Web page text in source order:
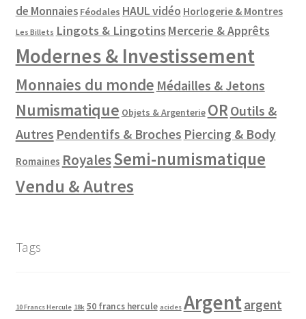
de Monnaies Féodales HAUL vidéo Horlogerie & Montres
Les Billets Lingots & Lingotins Mercerie & Apprêts
Modernes & Investissement
Monnaies du monde Médailles & Jetons
Numismatique Objets & Argenterie OR Outils &
Autres Pendentifs & Broches Piercing & Body
Romaines RoyalesSemi-numismatique
Vendu & Autres
Tags
10 Francs Hercule 18k 50 francs hercule acides Argentargent